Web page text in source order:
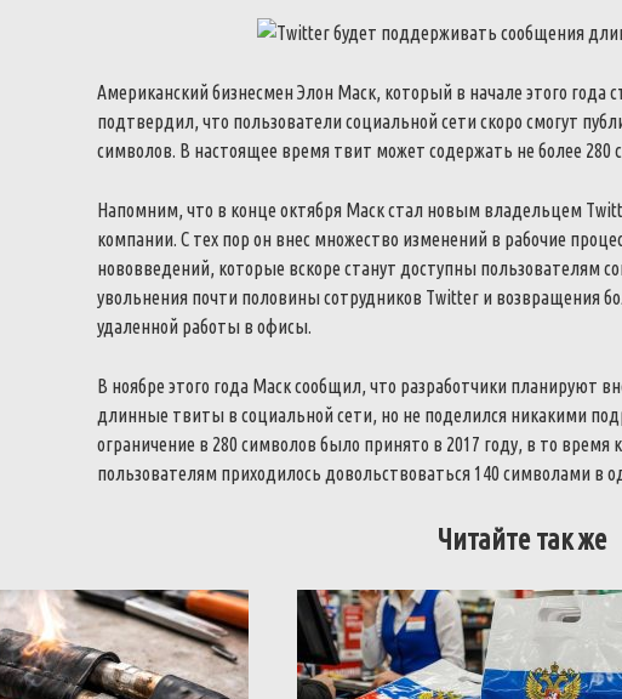
Американский бизнесмен Элон Маск, который в начале этого
подтвердил, что пользователи социальной сети скоро смогут
символов. В настоящее время твит может содержать не более 280
Напомним, что в конце октября Маск стал новым владельцем
компании. С тех пор он внес множество изменений в рабочие
нововведений, которые вскоре станут доступны пользователям
увольнения почти половины сотрудников Twitter и возвращения
удаленной работы в офисы.
В ноябре этого года Маск сообщил, что разработчики планируют
длинные твиты в социальной сети, но не поделился никакими
ограничение в 280 символов было принято в 2017 году, в то время
пользователям приходилось довольствоваться 140 символами в
Читайте так же